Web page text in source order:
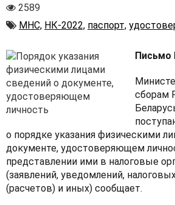
Количество
просмотров
2589
Автор
МНС, НК-2022, паспорт,
Письмо
сборам
о порядке указания физическими
документе, удостоверяющем
представлении ими в налоговые
(заявлений, уведомлений,
(расчетов) и иных) сообщает.